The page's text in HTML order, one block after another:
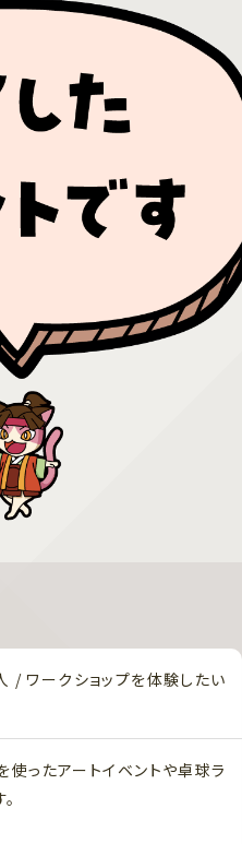
ワークショップを体験したい
ったアートイベントや卓球ラ